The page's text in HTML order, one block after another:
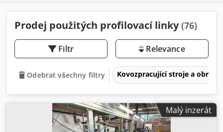
Prodej použitých profilovací linky(76)
Filtr Relevance
Odebrat všechny filtry Kovozpracující stroje a
Malý inzerát